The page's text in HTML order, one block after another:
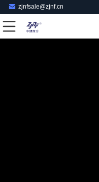
zjnfsale@zjnf.cn